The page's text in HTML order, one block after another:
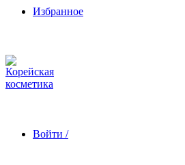
Избранное
Войти /